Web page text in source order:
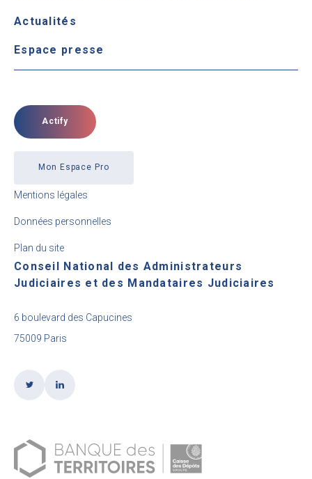
Actualités
Espace presse
Actify
Mon Espace Pro
Mentions légales
Données personnelles
Plan du site
Conseil National des Administrateurs
Judiciaires et des Mandataires Judiciaires
6 boulevard des Capucines
75009 Paris